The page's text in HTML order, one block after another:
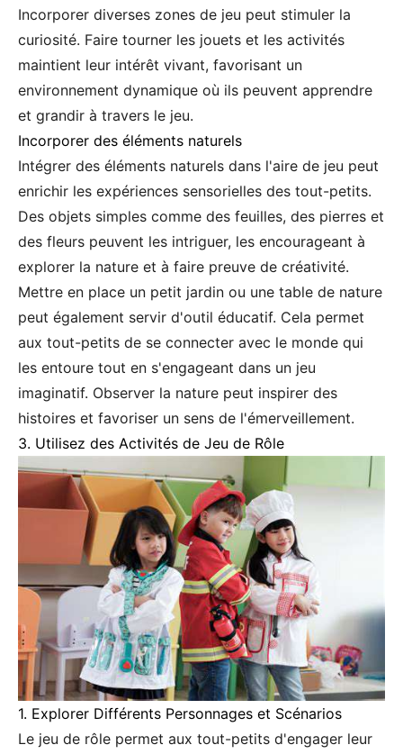
Incorporer diverses zones de jeu peut stimuler la
curiosité. Faire tourner les jouets et les activités
maintient leur intérêt vivant, favorisant un
environnement dynamique où ils peuvent apprendre
et grandir à travers le jeu.
Incorporer des éléments naturels
Intégrer des éléments naturels dans l'aire de jeu peut
enrichir les expériences sensorielles des tout-petits.
Des objets simples comme des feuilles, des pierres et
des fleurs peuvent les intriguer, les encourageant à
explorer la nature et à faire preuve de créativité.
Mettre en place un petit jardin ou une table de nature
peut également servir d'outil éducatif. Cela permet
aux tout-petits de se connecter avec le monde qui
les entoure tout en s'engageant dans un jeu
imaginatif. Observer la nature peut inspirer des
histoires et favoriser un sens de l'émerveillement.
3. Utilisez des Activités de Jeu de Rôle
1. Explorer Différents Personnages et Scénarios
Le jeu de rôle permet aux tout-petits d'engager leur